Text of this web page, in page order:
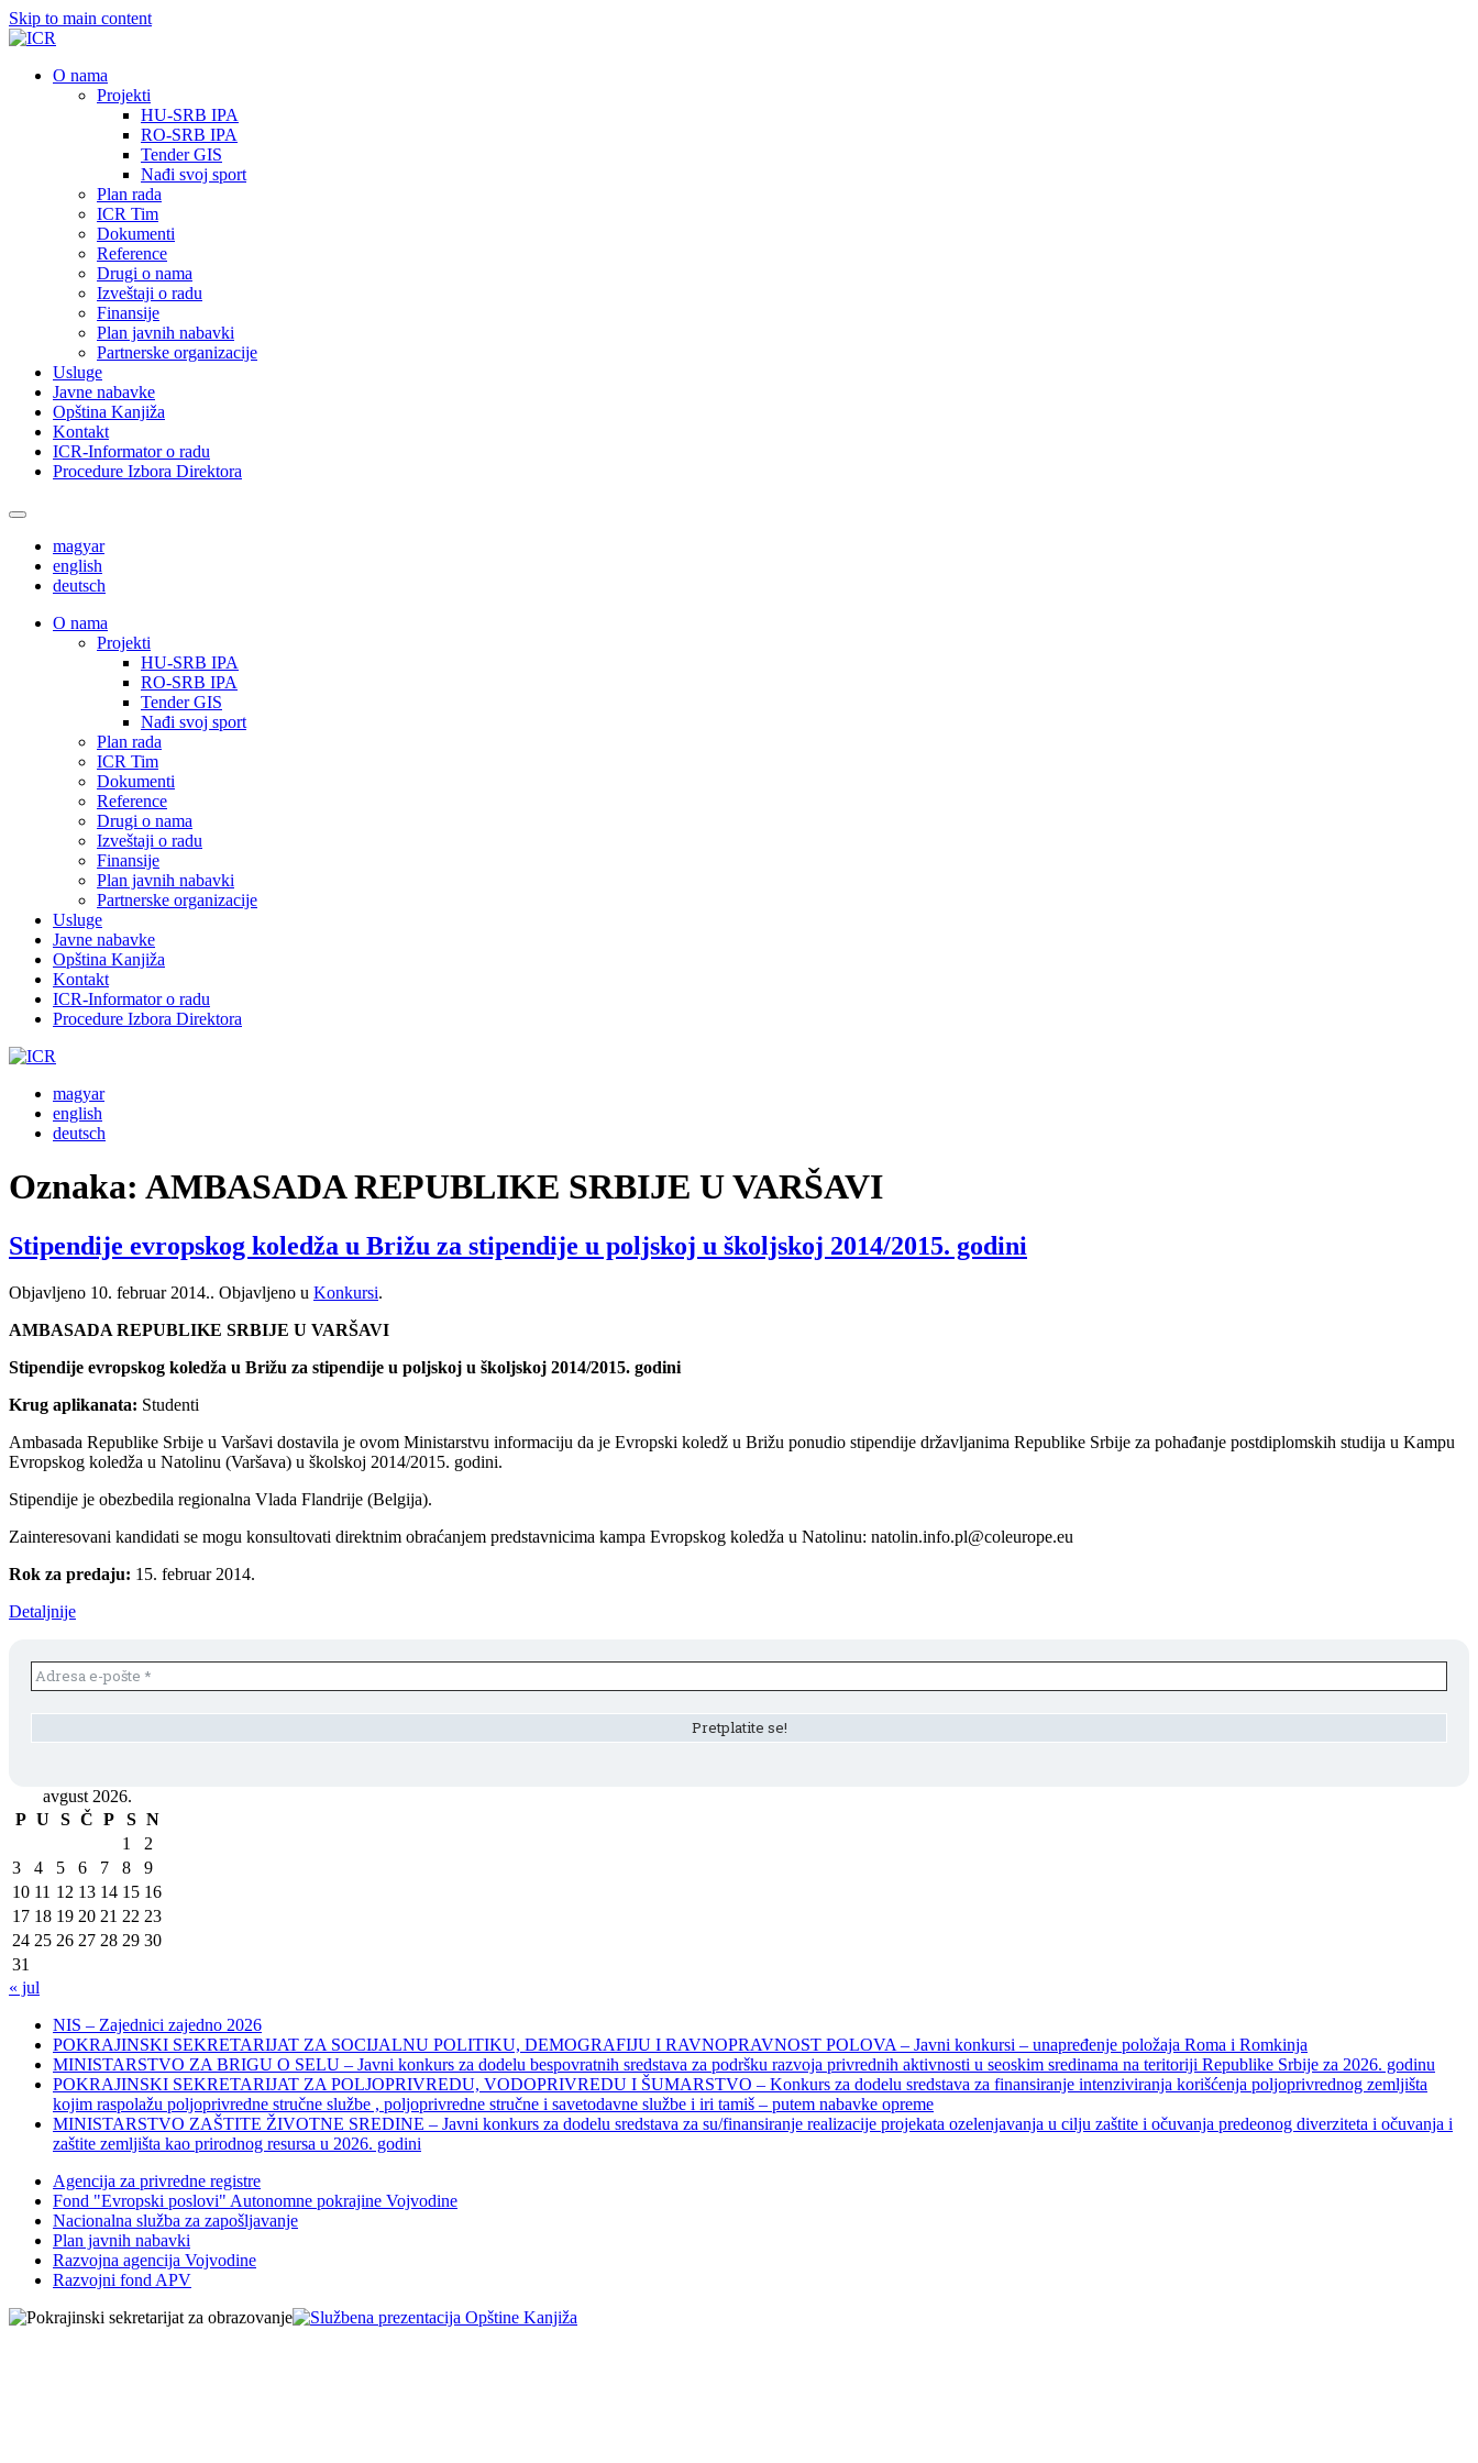
Skip to main content
О nama
Projekti
HU-SRB IPA
RO-SRB IPA
Tender GIS
Nađi svoj sport
Plan rada
ICR Tim
Dokumenti
Reference
Drugi o nama
Izveštaji o radu
Finansije
Plan javnih nabavki
Partnerske organizacije
Usluge
Javne nabavke
Opština Kanjiža
Kontakt
ICR-Informator o radu
Procedure Izbora Direktora
magyar
english
deutsch
О nama
Projekti
HU-SRB IPA
RO-SRB IPA
Tender GIS
Nađi svoj sport
Plan rada
ICR Tim
Dokumenti
Reference
Drugi o nama
Izveštaji o radu
Finansije
Plan javnih nabavki
Partnerske organizacije
Usluge
Javne nabavke
Opština Kanjiža
Kontakt
ICR-Informator o radu
Procedure Izbora Direktora
magyar
english
deutsch
Oznaka: AMBASADA REPUBLIKE SRBIJE U VARŠAVI
Stipendije evropskog koledža u Brižu za stipendije u poljskoj u školjskoj 2014/2015. godini
Objavljeno 10. februar 2014.. Objavljeno u Konkursi.
AMBASADA REPUBLIKE SRBIJE U VARŠAVI
Stipendije evropskog koledža u Brižu za stipendije u poljskoj u školjskoj 2014/2015. godini
Krug aplikanata: Studenti
Ambasada Republike Srbije u Varšavi dostavila je ovom Ministarstvu informaciju da je Evropski koledž u Brižu ponudio stipendije državljanima Republike Srbije za pohađanje postdiplomskih studija u Kampu
Evropskog koledža u Natolinu (Varšava) u školskoj 2014/2015. godini.
Stipendije je obezbedila regionalna Vlada Flandrije (Belgija).
Zainteresovani kandidati se mogu konsultovati direktnim obraćanjem predstavnicima kampa Evropskog koledža u Natolinu: natolin.info.pl@coleurope.eu
Rok za predaju: 15. februar 2014.
Detaljnije
avgust 2026.
P U S Č P S N
1
2
3
4 5 6 7 8
9
10 11 12 13 14 15 16
17 18 19 20 21 22 23
24 25 26 27 28 29 30
31
« jul
NIS – Zajednici zajedno 2026
POKRAJINSKI SEKRETARIJAT ZA SOCIJALNU POLITIKU, DEMOGRAFIJU I RAVNOPRAVNOST POLOVA – Javni konkursi – unapređenje položaja Roma i Romkinja
MINISTARSTVO ZA BRIGU O SELU – Javni konkurs za dodelu bespovratnih sredstava za podršku razvoja privrednih aktivnosti u seoskim sredinama na teritoriji Republike Srbije za 2026. godinu
POKRAJINSKI SEKRETARIJAT ZA POLJOPRIVREDU, VODOPRIVREDU I ŠUMARSTVO – Konkurs za dodelu sredstava za finansiranje intenziviranja korišćenja poljoprivrednog zemljišta
kojim raspolažu poljoprivredne stručne službe , poljoprivredne stručne i savetodavne službe i iri tamiš ‒ putem nabavke opreme
MINISTARSTVO ZAŠTITE ŽIVOTNE SREDINE – Javni konkurs za dodelu sredstava za su/finansiranje realizacije projekata ozelenjavanja u cilju zaštite i očuvanja predeonog diverziteta i očuvanja i
zaštite zemljišta kao prirodnog resursa u 2026. godini
Agencija za privredne registre
Fond "Evropski poslovi" Autonomne pokrajine Vojvodine
Nacionalna služba za zapošljavanje
Plan javnih nabavki
Razvojna agencija Vojvodine
Razvojni fond APV